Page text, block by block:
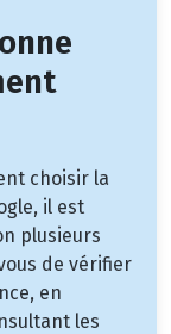
choisir la
il est
plusieurs
de vérifier
en
les